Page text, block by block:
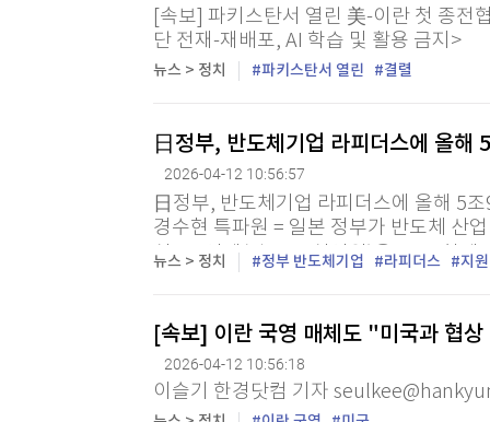
[속보] 파키스탄서 열린 美-이란 첫 종전
단 전재-재배포, AI 학습 및 활용 금지>
뉴스 > 정치 파키스탄서 열린 결렬
日정부, 반도체기업 라피더스에 올해
2026-04-12 10:56:57
日정부, 반도체기업 라피더스에 올해 5
경수현 특파원 = 일본 정부가 반도체 산
천315억엔(약 5조9천억원)을 2026회
지원하기로 했다. 12일 아사히신문 등
뉴스 > 정치 정부 반도체기업 라피더스 지원
[속보] 이란 국영 매체도 "미국과 협
2026-04-12 10:56:18
이슬기 한경닷컴 기자